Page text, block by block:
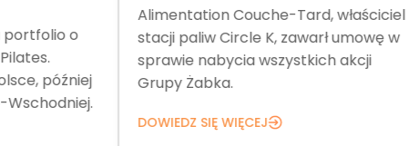
Alimentation Couche-Tard, właściciel
stacji paliw Circle K, zawarł umowę w
sprawie nabycia wszystkich akcji
Grupy Żabka.
DOWIEDZ SIĘ WIĘCEJ